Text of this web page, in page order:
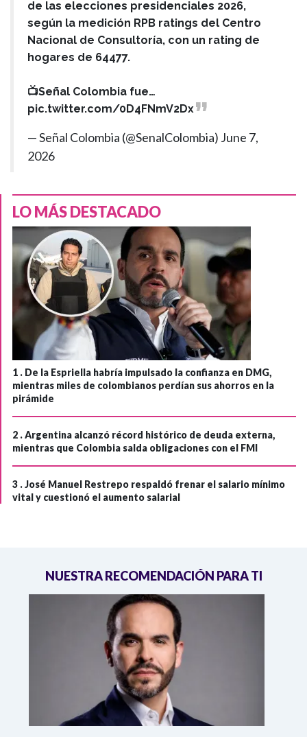
de las elecciones presidenciales 2026,
según la medición RPB ratings del Centro
Nacional de Consultoría, con un rating de
hogares de 64477.
📺Señal Colombia fue…
pic.twitter.com/0D4FNmV2Dx
— Señal Colombia (@SenalColombia) June 7,
2026
LO MÁS DESTACADO
1 . De la Espriella habría impulsado la confianza en DMG,
mientras miles de colombianos perdían sus ahorros en la
pirámide
2 .Argentina alcanzó récord histórico de deuda externa,
mientras que Colombia salda obligaciones con el FMI
3 .José Manuel Restrepo respaldó frenar el salario mínimo
vital y cuestionó el aumento salarial
NUESTRA RECOMENDACIÓN PARA TI